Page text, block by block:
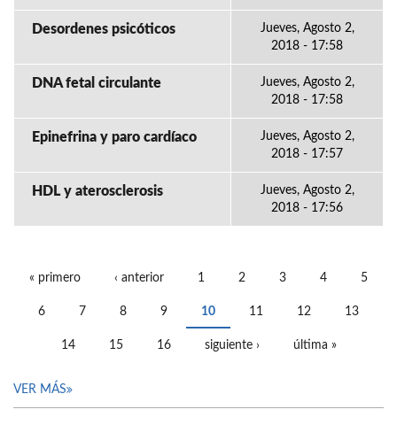
Desordenes psicóticos
Jueves, Agosto 2,
2018 - 17:58
DNA fetal circulante
Jueves, Agosto 2,
2018 - 17:58
Epinefrina y paro cardíaco
Jueves, Agosto 2,
2018 - 17:57
HDL y aterosclerosis
Jueves, Agosto 2,
2018 - 17:56
« primero ‹ anterior 1 2 3 4 5
6 7 8 9 10 11 12 13
14 15 16 siguiente › última »
VER MÁS